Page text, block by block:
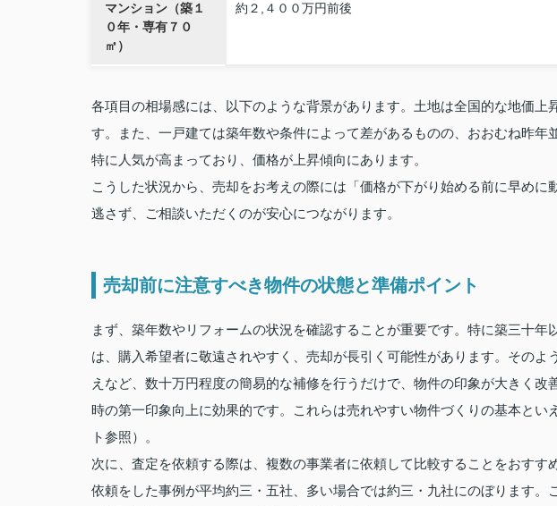
マンション（築１
０年・専有７０
㎡）
約２,４００万円前後
各項目の相場感には、以下のような背景があります。土地は全国的な地価上
す。また、一戸建ては築年数や条件によって差があるものの、おおむね昨年
特に人気が高まっており、価格が上昇傾向にあります。
こうした状況から、売却をお考えの際には「価格が下がり始める前に早め
逃さず、ご相談いただくのが安心につながります。
売却前に注意すべき物件の状態と準備ポイント
まず、築年数やリフォームの状況を確認することが重要です。特に築三十
は、購入希望者に敬遠されやすく、売却が長引く可能性があります。そのよ
えなど、数十万円程度の簡易的な補修を行うだけで、物件の印象が大きく
時の第一印象向上に効果的です。これらは売れやすい物件づくりの基本とい
ト参照）。
次に、査定を依頼する際は、複数の事業者に依頼して比較することをおすす
依頼をした事例が平均約三・五社、多い場合では約三・九社にのぼります。